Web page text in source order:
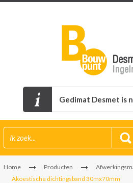
Gedimat Desmet is
Home Producten
Akoestische dichtingsband 30mx70mm